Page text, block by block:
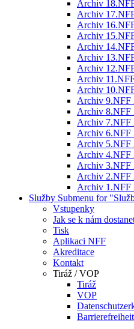
Archiv
Archiv
Archiv
Archiv
Archiv
Archiv
Archiv
Archiv
Archiv
Archiv 9.NFF
Archiv 8.NFF
Archiv 7.NFF
Archiv 6.NFF
Archiv 5.NFF
Archiv 4.NFF
Archiv 3.NFF
Archiv 2.NFF
Archiv 1.NFF
Služby Submenu for
Vstupenky
Jak se k nám
Tisk
Aplikaci NFF
Akreditace
Kontakt
Tiráž / VOP
Tiráž
VOP